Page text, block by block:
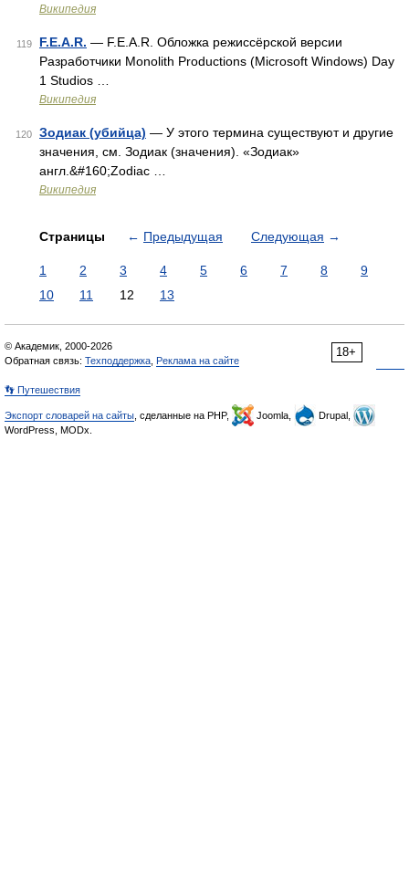
Википедия
119 F.E.A.R. — F.E.A.R. Обложка режиссёрской версии
Разработчики Monolith Productions (Microsoft Windows) Day
1 Studios …
Википедия
120 Зодиак (убийца) — У этого термина существуют и другие
значения, см. Зодиак (значения). «Зодиак»
англ.&#160;Zodiac …
Википедия
Страницы ← Предыдущая Следующая →
1 2 3 4 5 6 7 8
9
10
11 12 13
18+
© Академик, 2000-2026
Обратная связь: Техподдержка Реклама на сайте
👣 Путешествия
Экспорт словарей на сайты , сделанные на PHP, Joomla,
Drupal,
WordPress, MODx.